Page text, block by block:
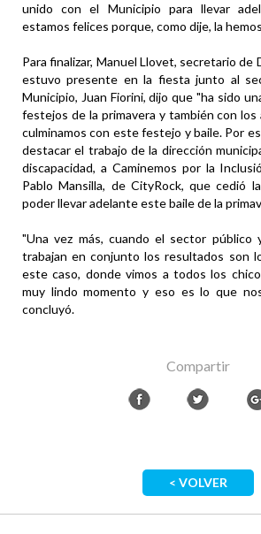
unido con el Municipio para llevar
estamos felices porque, como dije, la
Para finalizar, Manuel Llovet, secretario de
estuvo presente en la fiesta junto al
Municipio, Juan Fiorini, dijo que "ha sido
festejos de la primavera y también con los
culminamos con este festejo y baile. Por
destacar el trabajo de la dirección
discapacidad, a Caminemos por la
Pablo Mansilla, de CityRock, que cedió
poder llevar adelante este baile de la
"Una vez más, cuando el sector público
trabajan en conjunto los resultados son
este caso, donde vimos a todos los
muy lindo momento y eso es lo que
concluyó.
Compartir
< VOLVER